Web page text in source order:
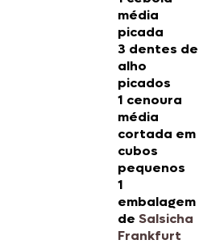
média
picada
3 dentes de
alho
picados
1 cenoura
média
cortada em
cubos
pequenos
1
embalagem
de Salsicha
Frankfurt